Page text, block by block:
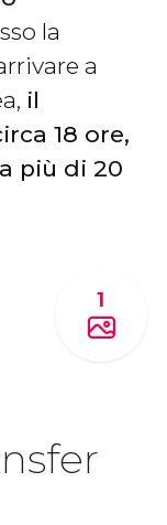
la
a
il
18 ore,
più di 20
1